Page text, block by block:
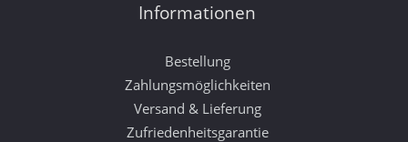
Informationen
Bestellung
Zahlungsmöglichkeiten
Versand & Lieferung
Zufriedenheitsgarantie